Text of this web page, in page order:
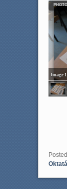
Image